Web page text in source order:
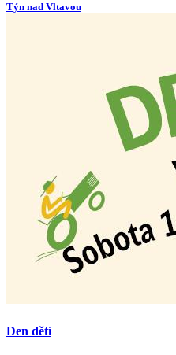
Týn nad Vltavou
Den dětí